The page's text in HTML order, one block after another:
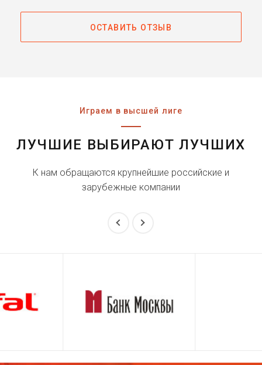
ОСТАВИТЬ ОТЗЫВ
Играем в высшей лиге
ЛУЧШИЕ ВЫБИРАЮТ ЛУЧШИХ
К нам обращаются крупнейшие российские и
зарубежные компании